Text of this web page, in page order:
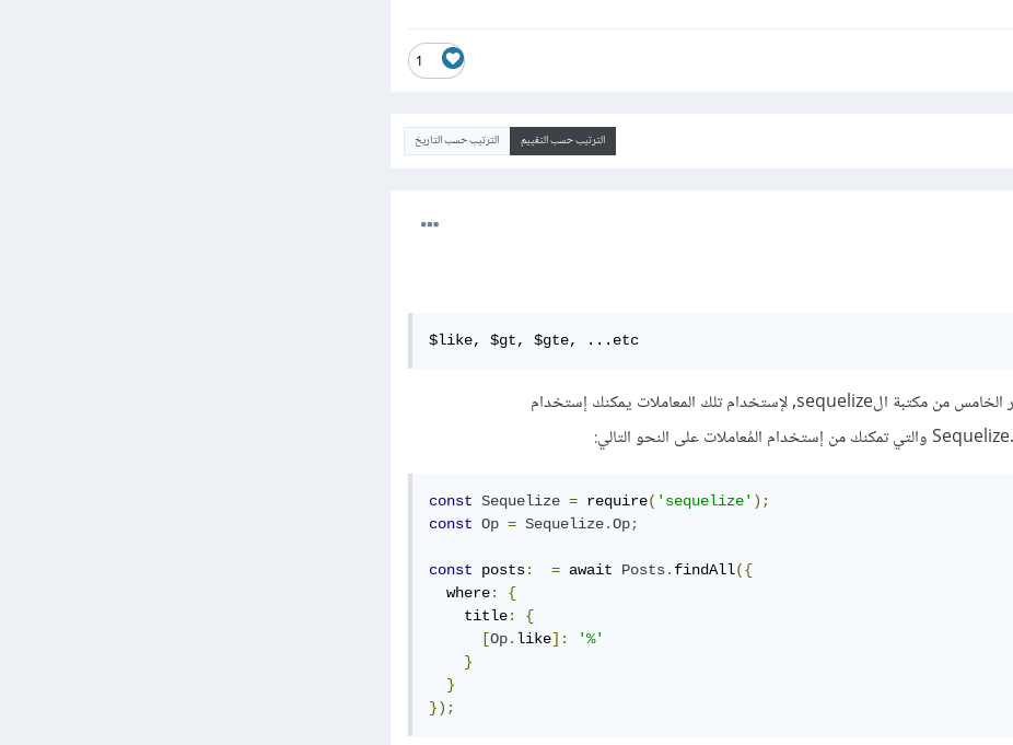
1
الترتيب حسب التقييم الترتيب حسب التاريخ
$like, $gt, $gte, ...etc
تم إلغاؤها من بعد الإصدار الخامس من مكتبة الsequelize, لإستخدام تلك المعاملات يمكنك إستخدام
const Sequelize = require( 'sequelize' );
const Op = Sequelize.Op;
const posts: = await Posts. findAll({
  where
:
{
    title
:
{
[Op. like]:
'%'
}
}
});